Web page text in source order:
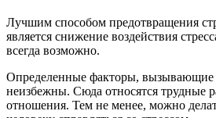
Лучшим способом предотвращения
является снижение воздействия
всегда возможно.
Определенные факторы, вызывающие
неизбежны. Сюда относятся трудные
отношения. Тем не менее, можно